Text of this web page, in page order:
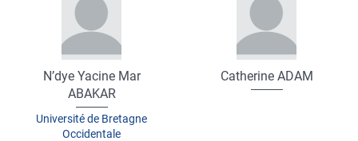
N’dye Yacine Mar
ABAKAR
Université de Bretagne
Occidentale
Catherine ADAM